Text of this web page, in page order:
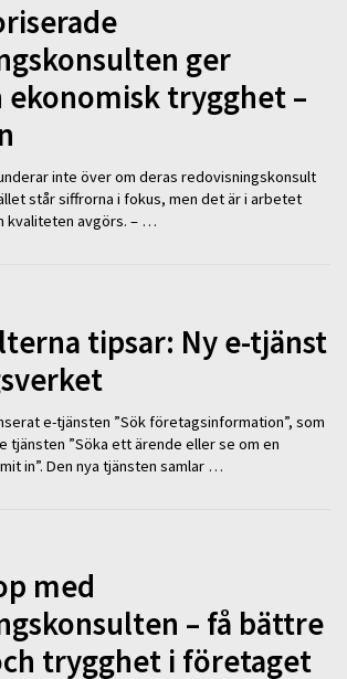
ger
trygghet –
inte över om deras redovisningskonsult
står siffrorna i fokus, men det är i arbetet
kvaliteten avgörs. – …
tipsar: Ny e-tjänst
e-tjänsten ”Sök företagsinformation”, som
tjänsten ”Söka ett ärende eller se om en
in”. Den nya tjänsten samlar …
med
– få bättre
trygghet i företaget